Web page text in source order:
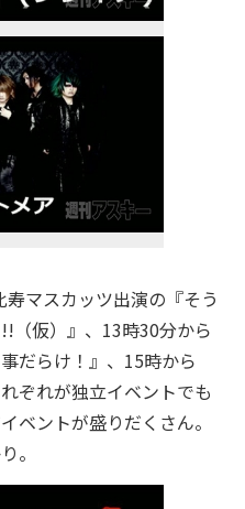
マスカッツ出演の『そう
（仮）』、13時30分から
だらけ！』、15時から
ぞれが独立イベントでも
ベントが盛りだくさん。
。